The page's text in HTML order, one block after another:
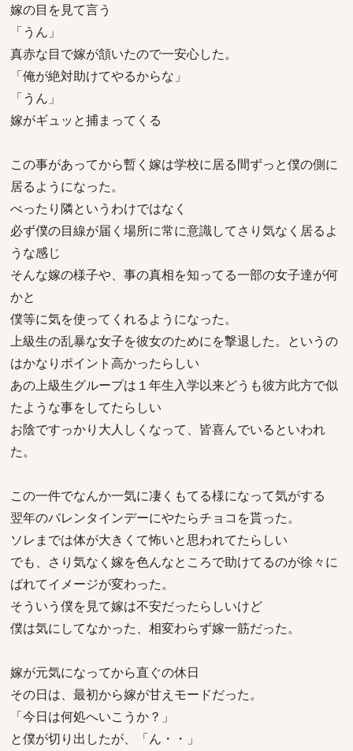
嫁の目を見て言う
「うん」
真赤な目で嫁が頷いたので一安心した。
「俺が絶対助けてやるからな」
「うん」
嫁がギュッと捕まってくる
この事があってから暫く嫁は学校に居る間ずっと僕の側に
居るようになった。
べったり隣というわけではなく
必ず僕の目線が届く場所に常に意識してさり気なく居るよ
うな感じ
そんな嫁の様子や、事の真相を知ってる一部の女子達が何
かと
僕等に気を使ってくれるようになった。
上級生の乱暴な女子を彼女のためにを撃退した。というの
はかなりポイント高かったらしい
あの上級生グループは１年生入学以来どうも彼方此方で似
たような事をしてたらしい
お陰ですっかり大人しくなって、皆喜んでいるといわれ
た。
この一件でなんか一気に凄くもてる様になって気がする
翌年のバレンタインデーにやたらチョコを貰った。
ソレまでは体が大きくて怖いと思われてたらしい
でも、さり気なく嫁を色んなところで助けてるのが徐々に
ばれてイメージが変わった。
そういう僕を見て嫁は不安だったらしいけど
僕は気にしてなかった、相変わらず嫁一筋だった。
嫁が元気になってから直ぐの休日
その日は、最初から嫁が甘えモードだった。
「今日は何処へいこうか？」
と僕が切り出したが、「ん・・」